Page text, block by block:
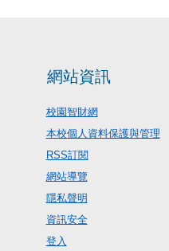
網站資訊
校園智財網
本校個人資料保護與管理
RSS訂閱
網站導覽
隱私聲明
資訊安全
登入